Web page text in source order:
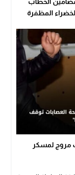
مضامين الخطاب
المظفرة
مروج لمسكر